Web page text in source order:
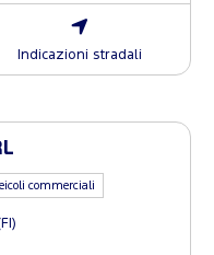
Indicazioni stradali
commerciali